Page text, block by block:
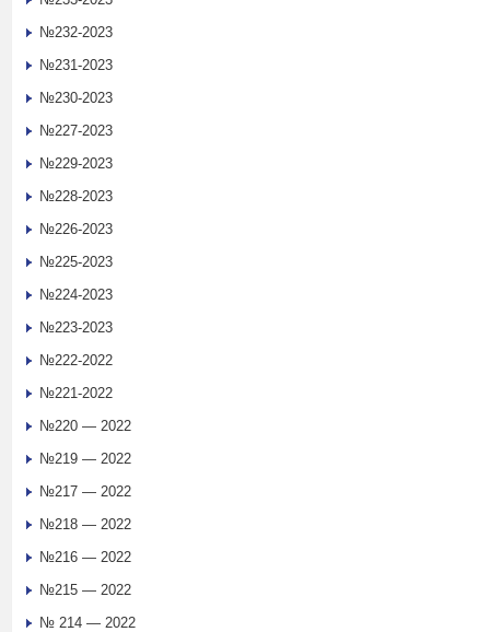
№232-2023
№231-2023
№230-2023
№227-2023
№229-2023
№228-2023
№226-2023
№225-2023
№224-2023
№223-2023
№222-2022
№221-2022
№220 — 2022
№219 — 2022
№217 — 2022
№218 — 2022
№216 — 2022
№215 — 2022
№ 214 — 2022